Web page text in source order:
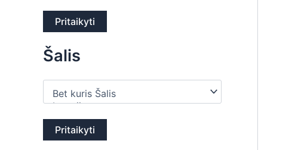
Pritaikyti
Šalis
Pritaikyti